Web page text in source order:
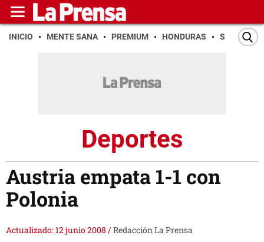
INICIO MENTE SANA PREMIUM HONDURAS SAN PEDRO
Deportes
Austria empata 1-1 con
Polonia
Actualizado: 12 junio 2008 /Redacción La Prensa